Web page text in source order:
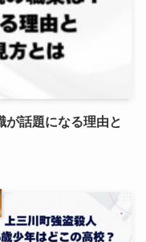
が話題になる理由と